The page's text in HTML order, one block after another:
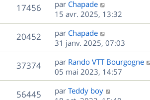
e
s
n
i
e
r
m
e
s
s
a
g
17456V
u
e
D
e
r
n
i
e
r
m
e
s
par Chapade
15 avr. 2025, 13:32
20452V
u
D
e
r
n
i
e
r
par Chapade
31 janv. 2025, 07:03
37374V
u
D
e
r
n
par Rando VTT Bourgogne
05 mai 2023, 14:57
56445V
D
par Teddy boy